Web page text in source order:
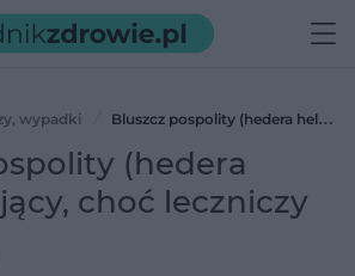
wypadki
Bluszcz pospolity (hedera helix) -
(hedera
choć leczniczy